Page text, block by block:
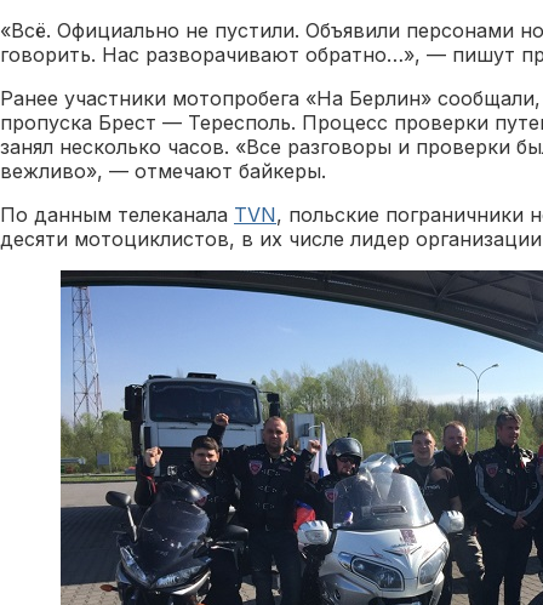
«Всё. Официально не пустили. Объявили персонами
говорить. Нас разворачивают обратно…», — пишут
Ранее участники мотопробега «На Берлин»
пропуска Брест — Тересполь. Процесс проверки
занял несколько часов. «Все разговоры и проверки
вежливо», — отмечают байкеры.
По данным телеканала TVN, польские пограничники
десяти мотоциклистов, в их числе лидер